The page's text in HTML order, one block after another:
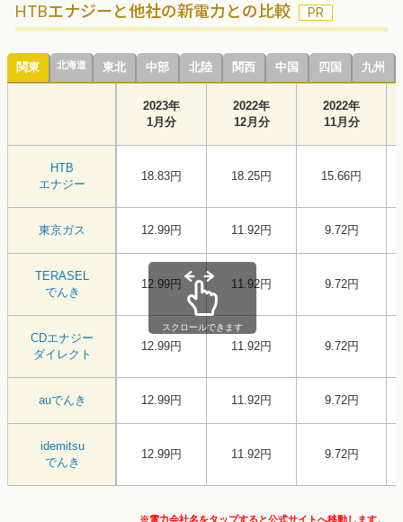
HTBエナジーと他社の新電力との比較
関東 北海道 東北 中部 北陸 関西 中国 四国 九州
2023年
1月分
2022年
12月分
2022年
11月分
HTB
エナジー
18.83円 18.25円 15.66円
東京ガス 12.99円 11.92円 9.72円
TERASEL
でんき
12.99円 11.92円 9.72円
CDエナジー
ダイレクト
12.99円 11.92円 9.72円
auでんき 12.99円 11.92円 9.72円
idemitsu
でんき
12.99円 11.92円 9.72円
スクロールできます
※電力会社名をタップすると公式サイトへ移動します。